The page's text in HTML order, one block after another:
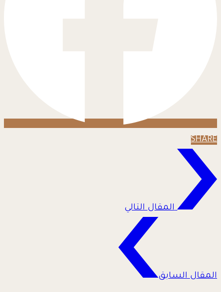
SHARE
المقال التالي
المقال السابق